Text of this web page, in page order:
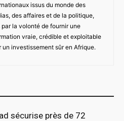
issus du monde des
des affaires et de la politique,
par la volonté de fournir une
vraie, crédible et exploitable
un investissement sûr en Afrique.
sécurise près de 72